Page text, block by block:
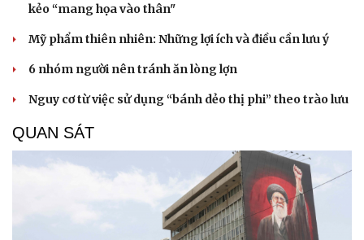
kẻo “mang họa vào thân"
Mỹ phẩm thiên nhiên: Những lợi ích và điều cần lưu ý
6 nhóm người nên tránh ăn lòng lợn
Nguy cơ từ việc sử dụng “bánh dẻo thị phi” theo trào lưu
QUAN SÁT